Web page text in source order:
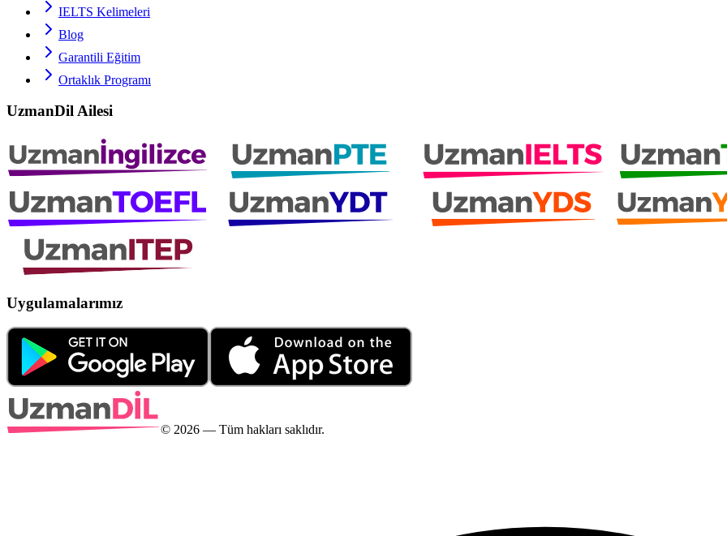
IELTS Kelimeleri
Blog
Garantili Eğitim
Ortaklık Programı
UzmanDil Ailesi
Uygulamalarımız
© 2026 — Tüm hakları saklıdır.